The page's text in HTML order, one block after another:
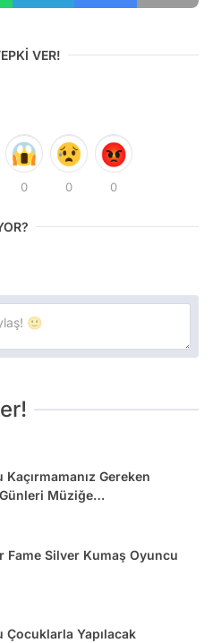
VER!
0 0 0
Gereken
Müziğe
Fame Silver Kumaş Oyuncu
Yapılacak